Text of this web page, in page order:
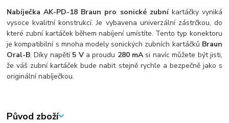
Nabíječka AK-PD-18 Braun pro sonické zubníkartáčky vyniká
vysoce kvalitní konstrukcí. Je vybavena univerzální zástrčkou, do
které zubní kartáček během nabíjení umístíte. Tento typ konektoru
je kompatibilní s mnoha modely sonických zubních kartáčků Braun
Oral-B. Díky napětí 5 Va proudu 280 mAsi navíc můžete být jisti,
že váš zubní kartáček bude nabit stejně rychle a bezpečně jako s
originální nabíječkou.
Původ zboží